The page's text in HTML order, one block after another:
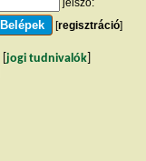
[regisztráció]
jogi tudnivalók